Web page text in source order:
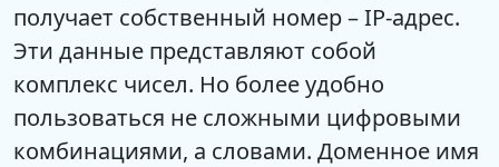
получает собственный номер – IP-адрес.
Эти данные представляют собой
комплекс чисел. Но более удобно
пользоваться не сложными цифровыми
комбинациями, а словами. Доменное имя